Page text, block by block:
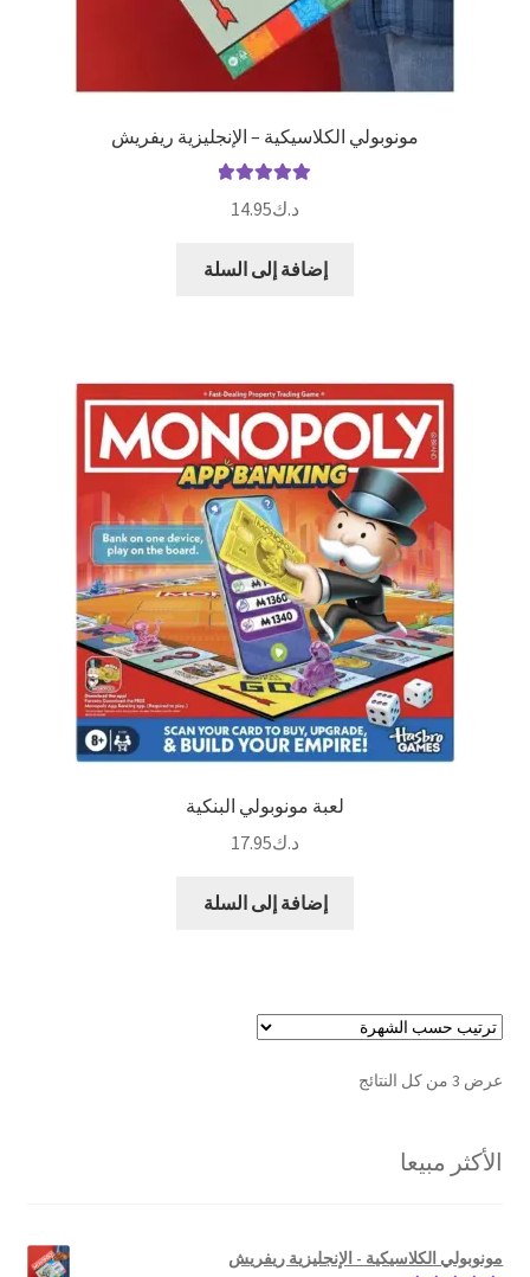
مونوبولي الكلاسيكية – الإنجليزية ريفريش
5.00
د.ك14.95
إضافة إلى السلة
لعبة مونوبولي البنكية
د.ك17.95
إضافة إلى السلة
عرض ⁦3⁩ من كل النتائج
تم
الأكثر مبيعا
مونوبولي الكلاسيكية - الإنجليزية ريفريش